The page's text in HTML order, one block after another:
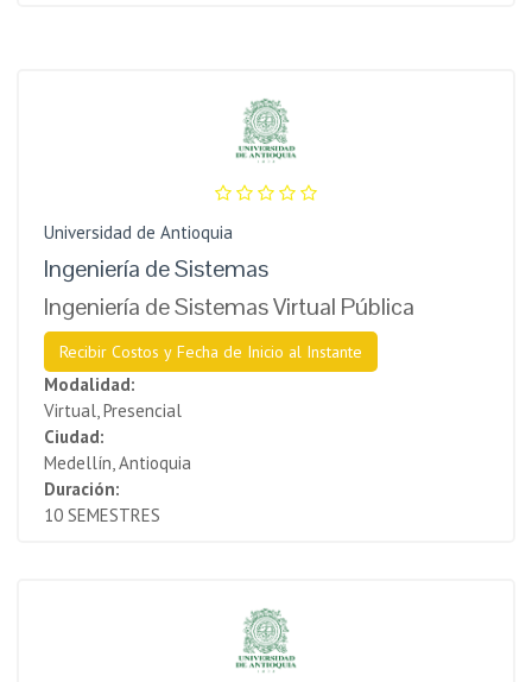
Universidad de Antioquia
Ingeniería de Sistemas
Ingeniería de Sistemas Virtual Pública
Recibir Costos y Fecha de Inicio al Instante
Modalidad:
Virtual, Presencial
Ciudad:
Medellín, Antioquia
Duración:
10 SEMESTRES